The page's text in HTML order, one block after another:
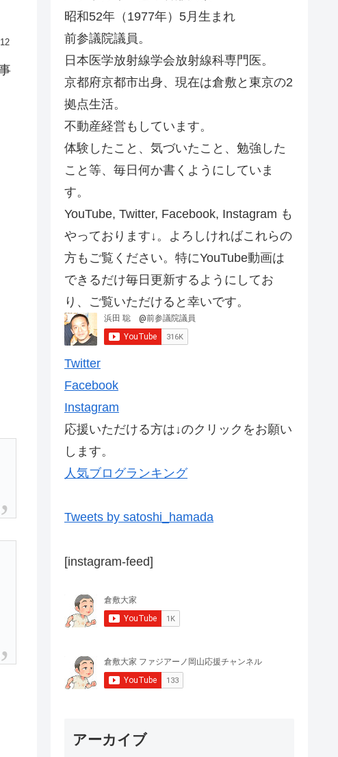
昭和52年（1977年）5月生まれ
前参議院議員。
日本医学放射線学会放射線科専門医。
京都府京都市出身、現在は倉敷と東京の2
拠点生活。
不動産経営もしています。
体験したこと、気づいたこと、勉強した
こと等、毎日何か書くようにしていま
す。
YouTube, Twitter, Facebook, Instagram も
やっております↓。よろしければこれらの
方もご覧ください。特にYouTube動画は
できるだけ毎日更新するようにしてお
り、ご覧いただけると幸いです。
Twitter
Facebook
Instagram
応援いただける方は↓のクリックをお願い
します。
人気ブログランキング
Tweets by satoshi_hamada
[instagram-feed]
アーカイブ